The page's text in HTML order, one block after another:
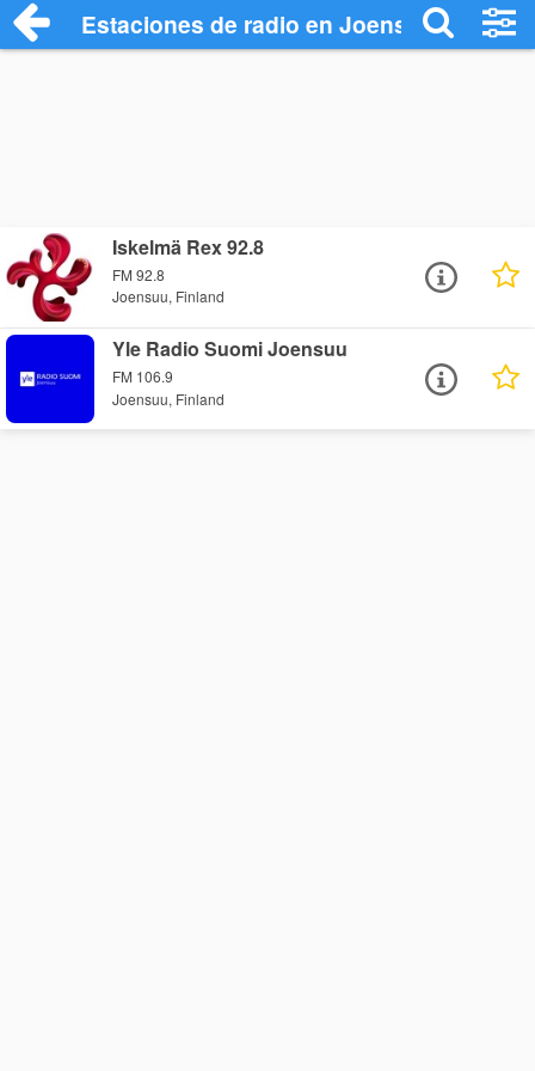
Estaciones de radio en Joensuu -
Iskelmä Rex 92.8
FM 92.8
Joensuu, Finland
Yle Radio Suomi Joensuu
FM 106.9
Joensuu, Finland